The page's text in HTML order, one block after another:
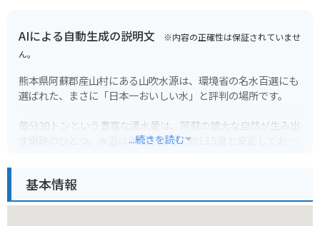
AIによる自動生成の説明文 ※内容の正確性は保証されていませ
ん。
熊本県阿蘇郡産山村にある山吹水源は、環境省の名水百選にも
選ばれた、まさに「日本一おいしい水」と評判の場所です。
毎分30トンという豊富な湧水量は、阿蘇の雄大な自然が生み出
す奇跡のひとつ。水温は年間を通して約13.5度と安定してお
は感動的です。
...続きを読む
基本情報